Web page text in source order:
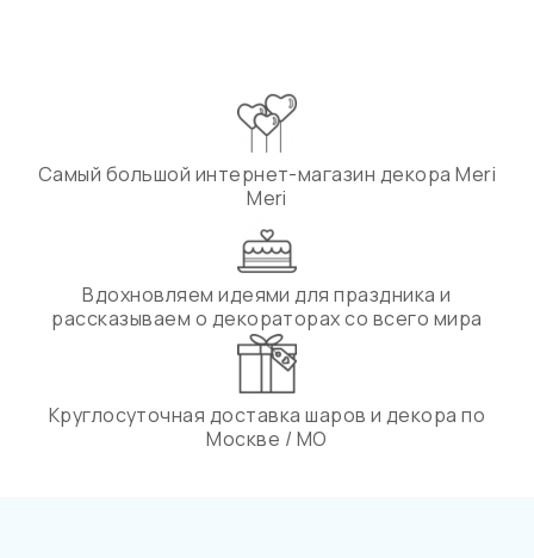
Самый большой интернет-магазин декора Meri
Meri
Вдохновляем идеями для праздника и
рассказываем о декораторах со всего мира
Круглосуточная доставка шаров и декора по
Москве / МО